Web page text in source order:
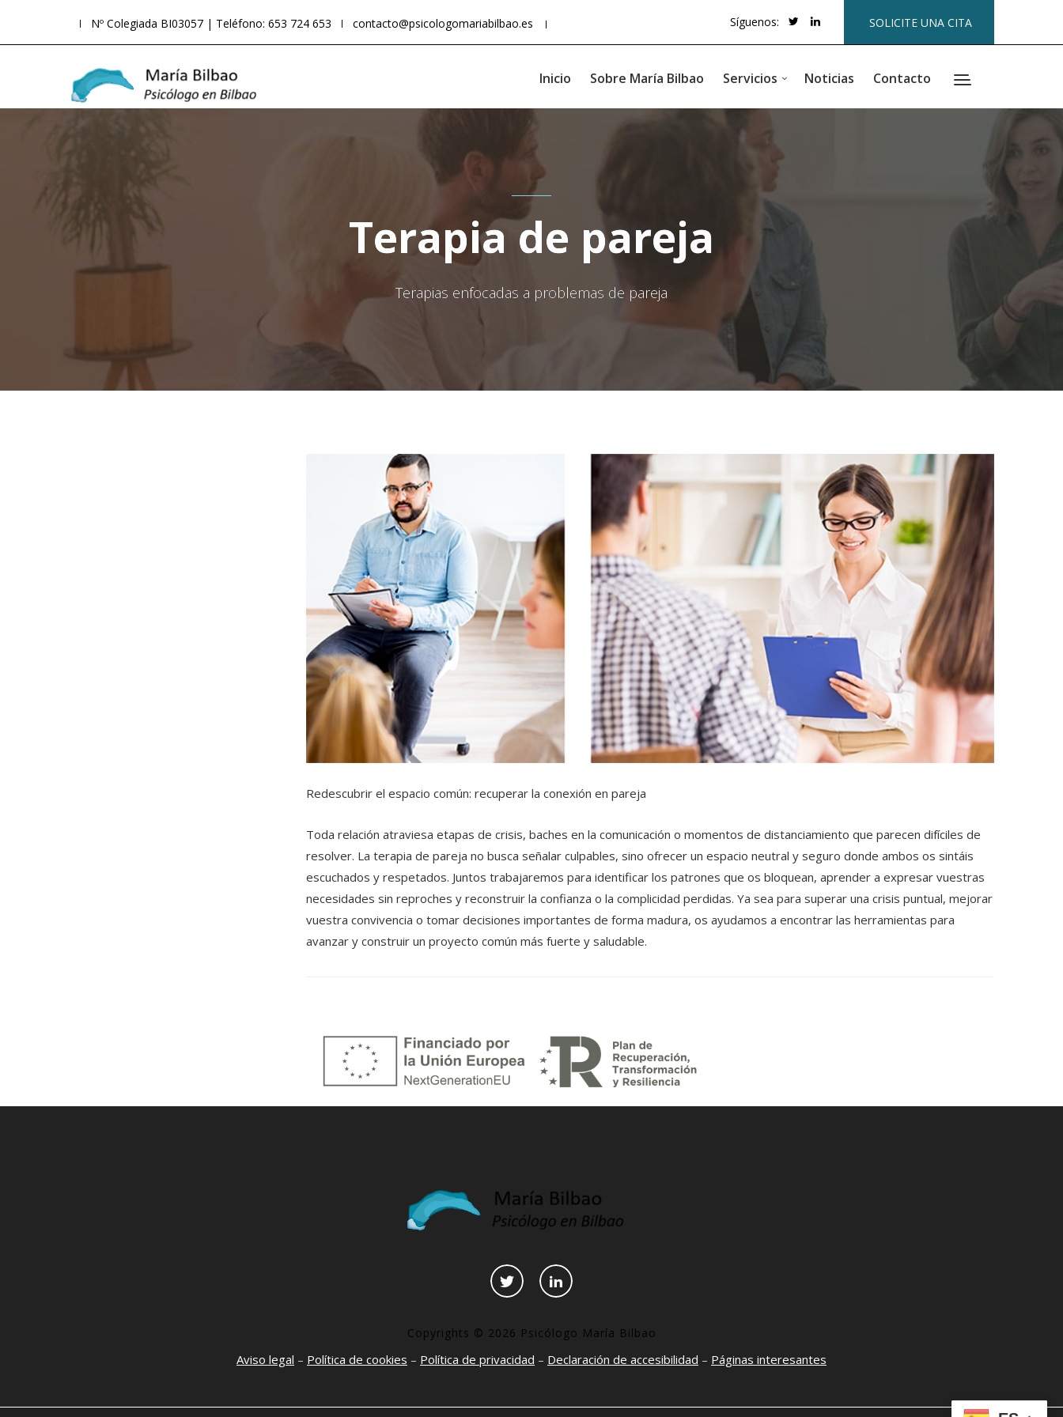
Nº Colegiada BI03057 | Teléfono: 653 724 653 contacto@psicologomariabilbao.es SOLICITE UNA CITA
Síguenos:
Inicio Sobre María Bilbao Servicios Noticias Contacto
Terapia de pareja
Terapias enfocadas a problemas de pareja
Redescubrir el espacio común: recuperar la conexión en pareja
Toda relación atraviesa etapas de crisis, baches en la comunicación o momentos de distanciamiento que parecen difíciles de
resolver. La terapia de pareja no busca señalar culpables, sino ofrecer un espacio neutral y seguro donde ambos os sintáis
escuchados y respetados. Juntos trabajaremos para identificar los patrones que os bloquean, aprender a expresar vuestras
necesidades sin reproches y reconstruir la confianza o la complicidad perdidas. Ya sea para superar una crisis puntual, mejorar
vuestra convivencia o tomar decisiones importantes de forma madura, os ayudamos a encontrar las herramientas para
avanzar y construir un proyecto común más fuerte y saludable.
Copyrights © 2026 Psicólogo María Bilbao
Aviso legal – Política de cookies – Política de privacidad – Declaración de accesibilidad – Páginas interesantes